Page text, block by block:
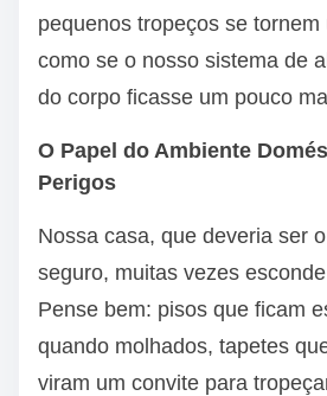
pequenos tropeços se tornem
como se o nosso sistema de
do corpo ficasse um pouco
O Papel do Ambiente
Perigos
Nossa casa, que deveria ser
seguro, muitas vezes
Pense bem: pisos que ficam
quando molhados, tapetes
viram um convite para